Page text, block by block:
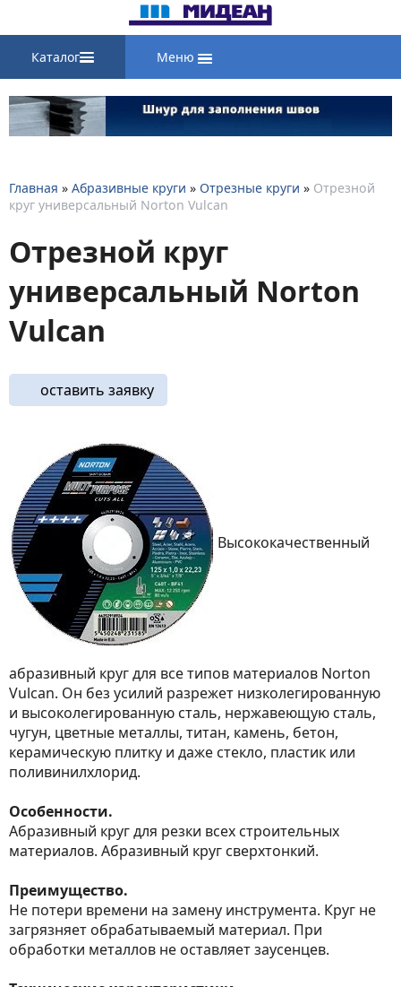
Каталог Меню
Главная » Абразивные круги » Отрезные круги » Отрезной
круг универсальный Norton Vulcan
Отрезной круг
универсальный Norton
Vulcan
оставить заявку
Высококачественный
абразивный круг для все типов материалов Norton
Vulcan. Он без усилий разрежет низколегированную
и высоколегированную сталь, нержавеющую сталь,
чугун, цветные металлы, титан, камень, бетон,
керамическую плитку и даже стекло, пластик или
поливинилхлорид.
Особенности.
Абразивный круг для резки всех строительных
материалов. Абразивный круг сверхтонкий.
Преимущество.
Не потери времени на замену инструмента. Круг не
загрязняет обрабатываемый материал. При
обработки металлов не оставляет заусенцев.